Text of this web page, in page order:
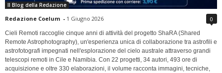
Il Blog della Redazione
Redazione Coelum - 1 Giugno 2026 0
Cieli Remoti raccoglie cinque anni di attività del progetto ShaRA (Shared
Remote Astrophotography), un'esperienza unica di collaborazione tra astrofili e
astrofotografi impegnati nell'esplorazione del cielo australe attraverso grandi
telescopi remoti in Cile e Namibia. Con 22 progetti, 34 autori, 493 ore di
acquisizione e oltre 330 elaborazioni, il volume racconta immagini, tecniche,